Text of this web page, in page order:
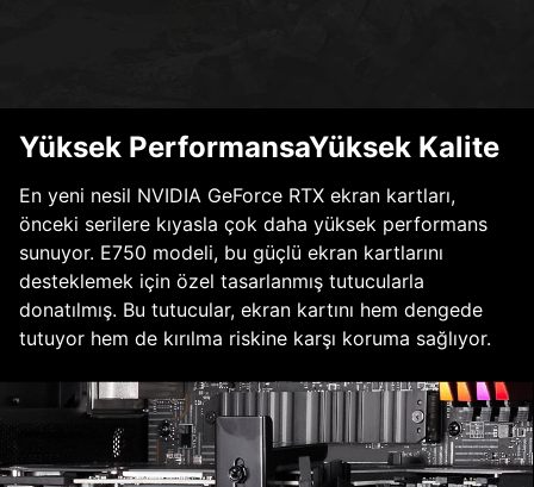
Yüksek PerformansaYüksek Kalite
En yeni nesil NVIDIA GeForce RTX ekran kartları,
önceki serilere kıyasla çok daha yüksek performans
sunuyor. E750 modeli, bu güçlü ekran kartlarını
desteklemek için özel tasarlanmış tutucularla
donatılmış. Bu tutucular, ekran kartını hem dengede
tutuyor hem de kırılma riskine karşı koruma sağlıyor.